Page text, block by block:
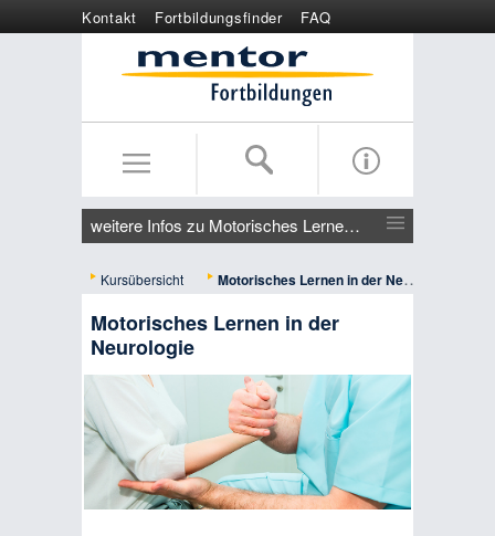
Kontakt Fortbildungsfinder
FAQ
Online anmelden
Wertgutschein
weitere Infos zu Motorisches Lernen in der Neurologie
Kursübersicht Motorisches Lernen in der Neurologie
Motorisches Lernen in der
Neurologie